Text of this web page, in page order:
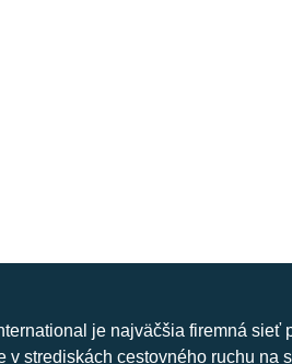
je najväčšia firemná sieť
v strediskách cestovného ruchu na